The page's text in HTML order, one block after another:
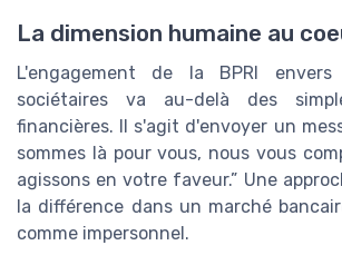
La dimension humaine au
L'engagement de la BPRI
sociétaires va au-delà des
financières. Il s'agit d'envoyer un
sommes là pour vous, nous vous
agissons en votre faveur.” Une
la différence dans un marché
comme impersonnel.